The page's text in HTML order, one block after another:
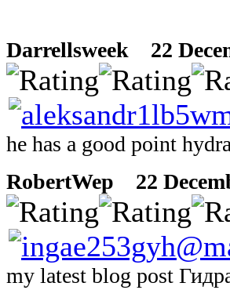
Darrellsweek 22
he has a good point hydra
RobertWep
22
my latest blog post